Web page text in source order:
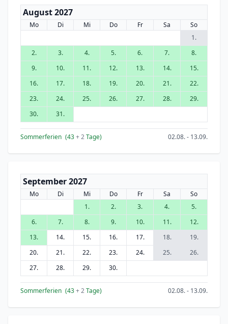
August 2027
Mo Di Mi Do Fr Sa
So
1.
2.
3. 4. 5. 6. 7.
8.
9.
10. 11. 12. 13. 14.
15.
16.
17. 18. 19. 20. 21.
22.
23.
24. 25. 26. 27. 28.
29.
30.
31.
Sommerferien (43+ 2Tage) 02.08. - 13.09.
September 2027
Mo Di Mi Do Fr Sa
So
1.
2. 3. 4.
5.
6.
7. 8. 9. 10. 11.
12.
13.
14. 15. 16. 17. 18.
19.
20.
21. 22. 23. 24. 25.
26.
27.
28. 29. 30.
Sommerferien (43+ 2Tage) 02.08. - 13.09.